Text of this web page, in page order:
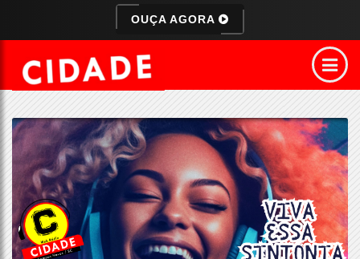
OUÇA AGORA